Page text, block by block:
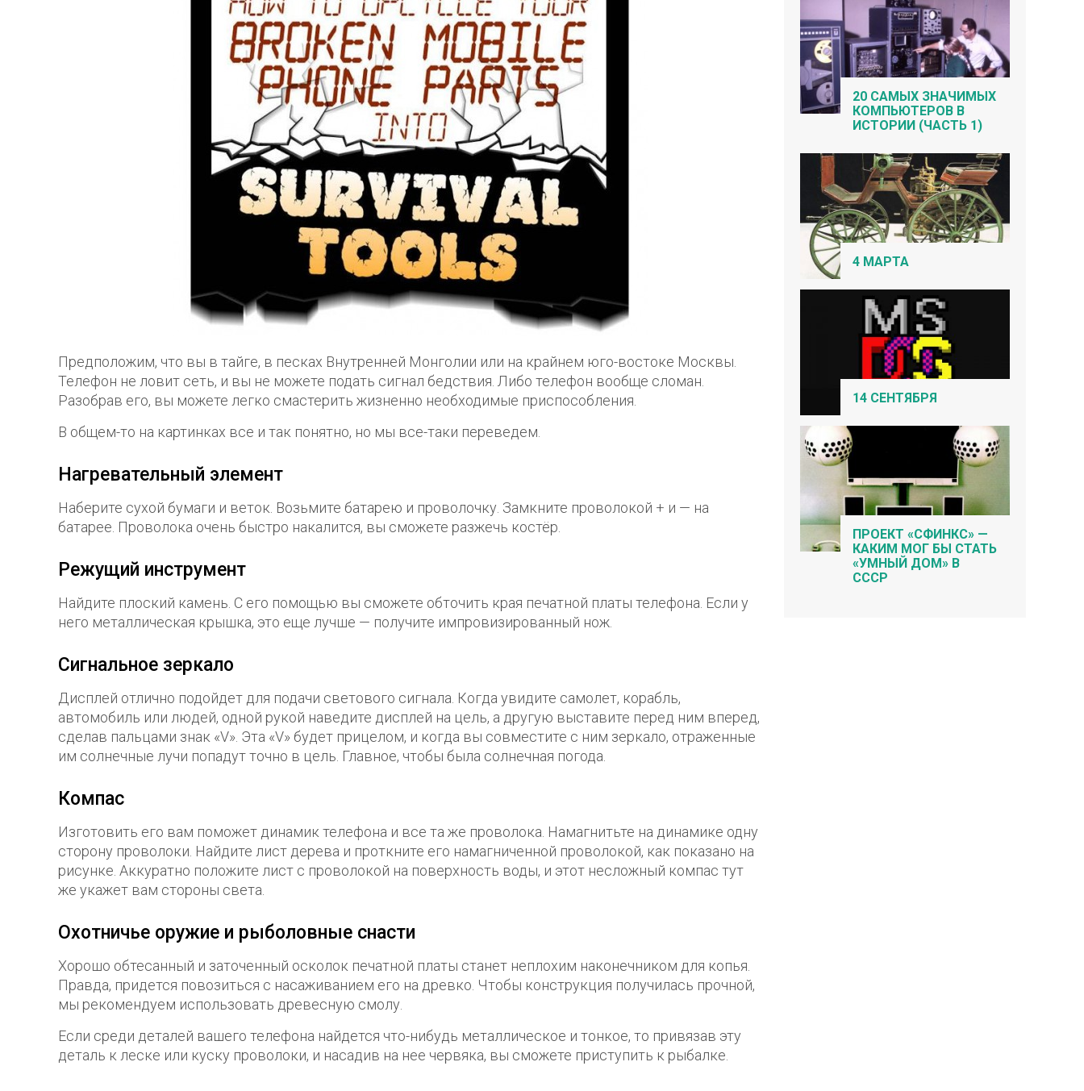
Предположим, что вы в тайге, в песках Внутренней Монголии или на крайнем юго-востоке Москвы.
Телефон не ловит сеть, и вы не можете подать сигнал бедствия. Либо телефон вообще сломан.
Разобрав его, вы можете легко смастерить жизненно необходимые приспособления.
В общем-то на картинках все и так понятно, но мы все-таки переведем.
Нагревательный элемент
Наберите сухой бумаги и веток. Возьмите батарею и проволочку. Замкните проволокой + и — на
батарее. Проволока очень быстро накалится, вы сможете разжечь костёр.
Режущий инструмент
Найдите плоский камень. С его помощью вы сможете обточить края печатной платы телефона. Если у
него металлическая крышка, это еще лучше — получите импровизированный нож.
Сигнальное зеркало
Дисплей отлично подойдет для подачи светового сигнала. Когда увидите самолет, корабль,
автомобиль или людей, одной рукой наведите дисплей на цель, а другую выставите перед ним вперед,
сделав пальцами знак «V». Эта «V» будет прицелом, и когда вы совместите с ним зеркало, отраженные
им солнечные лучи попадут точно в цель. Главное, чтобы была солнечная погода.
Компас
Изготовить его вам поможет динамик телефона и все та же проволока. Намагнитьте на динамике одну
сторону проволоки. Найдите лист дерева и проткните его намагниченной проволокой, как показано на
рисунке. Аккуратно положите лист с проволокой на поверхность воды, и этот несложный компас тут
же укажет вам стороны света.
Охотничье оружие и рыболовные снасти
Хорошо обтесанный и заточенный осколок печатной платы станет неплохим наконечником для копья.
Правда, придется повозиться с насаживанием его на древко. Чтобы конструкция получилась прочной,
мы рекомендуем использовать древесную смолу.
Если среди деталей вашего телефона найдется что-нибудь металлическое и тонкое, то привязав эту
деталь к леске или куску проволоки, и насадив на нее червяка, вы сможете приступить к рыбалке.
20 САМЫХ ЗНАЧИМЫХ
КОМПЬЮТЕРОВ В
ИСТОРИИ (ЧАСТЬ 1)
4 МАРТА
14 СЕНТЯБРЯ
ПРОЕКТ «СФИНКС» —
КАКИМ МОГ БЫ СТАТЬ
«УМНЫЙ ДОМ» В
СССР